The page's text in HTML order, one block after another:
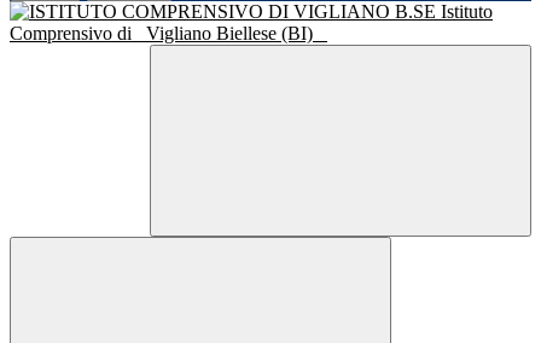
Istituto
Comprensivo di
Vigliano Biellese (BI)